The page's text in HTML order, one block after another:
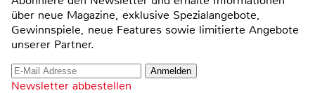
über neue Magazine, exklusive Spezialangebote,
Gewinnspiele, neue Features sowie limitierte Angebote
unserer Partner.
Newsletter abbestellen